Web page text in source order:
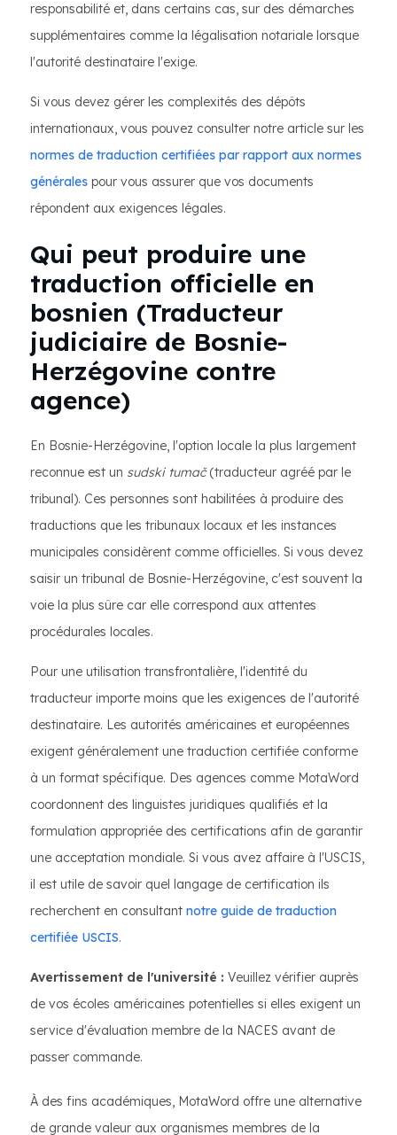
responsabilité et, dans certains cas, sur des démarches
supplémentaires comme la légalisation notariale lorsque
l'autorité destinataire l'exige.
Si vous devez gérer les complexités des dépôts
internationaux, vous pouvez consulter notre article sur les
normes de traduction certifiées par rapport aux normes
générales pour vous assurer que vos documents
répondent aux exigences légales.
Qui peut produire une
traduction officielle en
bosnien (Traducteur
judiciaire de Bosnie-
Herzégovine contre
agence)
En Bosnie-Herzégovine, l'option locale la plus largement
reconnue est un sudski tumač(traducteur agréé par le
tribunal). Ces personnes sont habilitées à produire des
traductions que les tribunaux locaux et les instances
municipales considèrent comme officielles. Si vous devez
saisir un tribunal de Bosnie-Herzégovine, c'est souvent la
voie la plus sûre car elle correspond aux attentes
procédurales locales.
Pour une utilisation transfrontalière, l'identité du
traducteur importe moins que les exigences de l'autorité
destinataire. Les autorités américaines et européennes
exigent généralement une traduction certifiée conforme
à un format spécifique. Des agences comme MotaWord
coordonnent des linguistes juridiques qualifiés et la
formulation appropriée des certifications afin de garantir
une acceptation mondiale. Si vous avez affaire à l'USCIS,
il est utile de savoir quel langage de certification ils
recherchent en consultant notre guide de traduction
certifiée USCIS.
Avertissement de l'université : Veuillez vérifier auprès
de vos écoles américaines potentielles si elles exigent un
service d'évaluation membre de la NACES avant de
passer commande.
À des fins académiques, MotaWord offre une alternative
de grande valeur aux organismes membres de la